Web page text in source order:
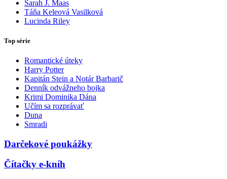
Sarah J. Maas
Táňa Keleová Vasilková
Lucinda Riley
Top série
Romantické úteky
Harry Potter
Kapitán Stein a Notár Barbarič
Denník odvážneho bojka
Krimi Dominika Dána
Učím sa rozprávať
Duna
Smradi
Darčekové poukážky
Čítačky e-kníh